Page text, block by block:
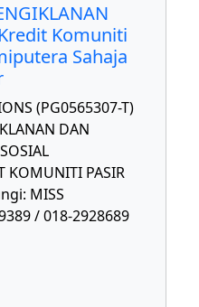
Komuniti
Sahaja
(PG0565307-T)
DAN
KOMUNITI PASIR
MISS
/ 018-2928689